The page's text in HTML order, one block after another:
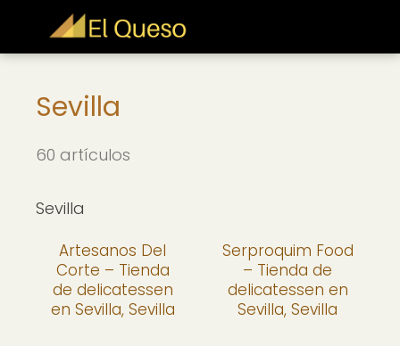
Sevilla
60 artículos
Sevilla
Artesanos Del
Corte – Tienda
de delicatessen
en Sevilla, Sevilla
Serproquim Food
– Tienda de
delicatessen en
Sevilla, Sevilla